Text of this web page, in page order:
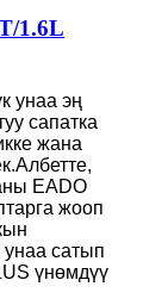
1.6L
унаа эң
сапатка
жана
EADO
жооп
унаа сатып
үнөмдүү